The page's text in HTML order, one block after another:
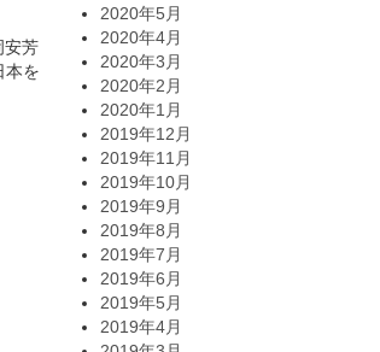
安芳
本を
2020年5月
2020年4月
2020年3月
2020年2月
2020年1月
2019年12月
2019年11月
2019年10月
2019年9月
2019年8月
2019年7月
2019年6月
2019年5月
2019年4月